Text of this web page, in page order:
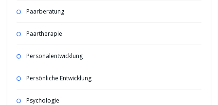
Paarberatung
Paartherapie
Personalentwicklung
Persönliche Entwicklung
Psychologie